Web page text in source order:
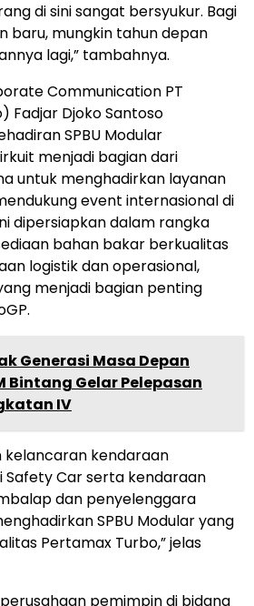
di sini sangat bersyukur. Bagi
baru, mungkin tahun depan
lagi,” tambahnya.
Communication PT
Fadjar Djoko Santoso
SPBU Modular
menjadi bagian dari
untuk menghadirkan layanan
event internasional di
dipersiapkan dalam rangka
bahan bakar berkualitas
logistik dan operasional,
menjadi bagian penting
Generasi Masa Depan
Bintang Gelar Pelepasan
IV
kelancaran kendaraan
Safety Car serta kendaraan
dan penyelenggara
SPBU Modular yang
Pertamax Turbo,” jelas
pemimpin di bidang